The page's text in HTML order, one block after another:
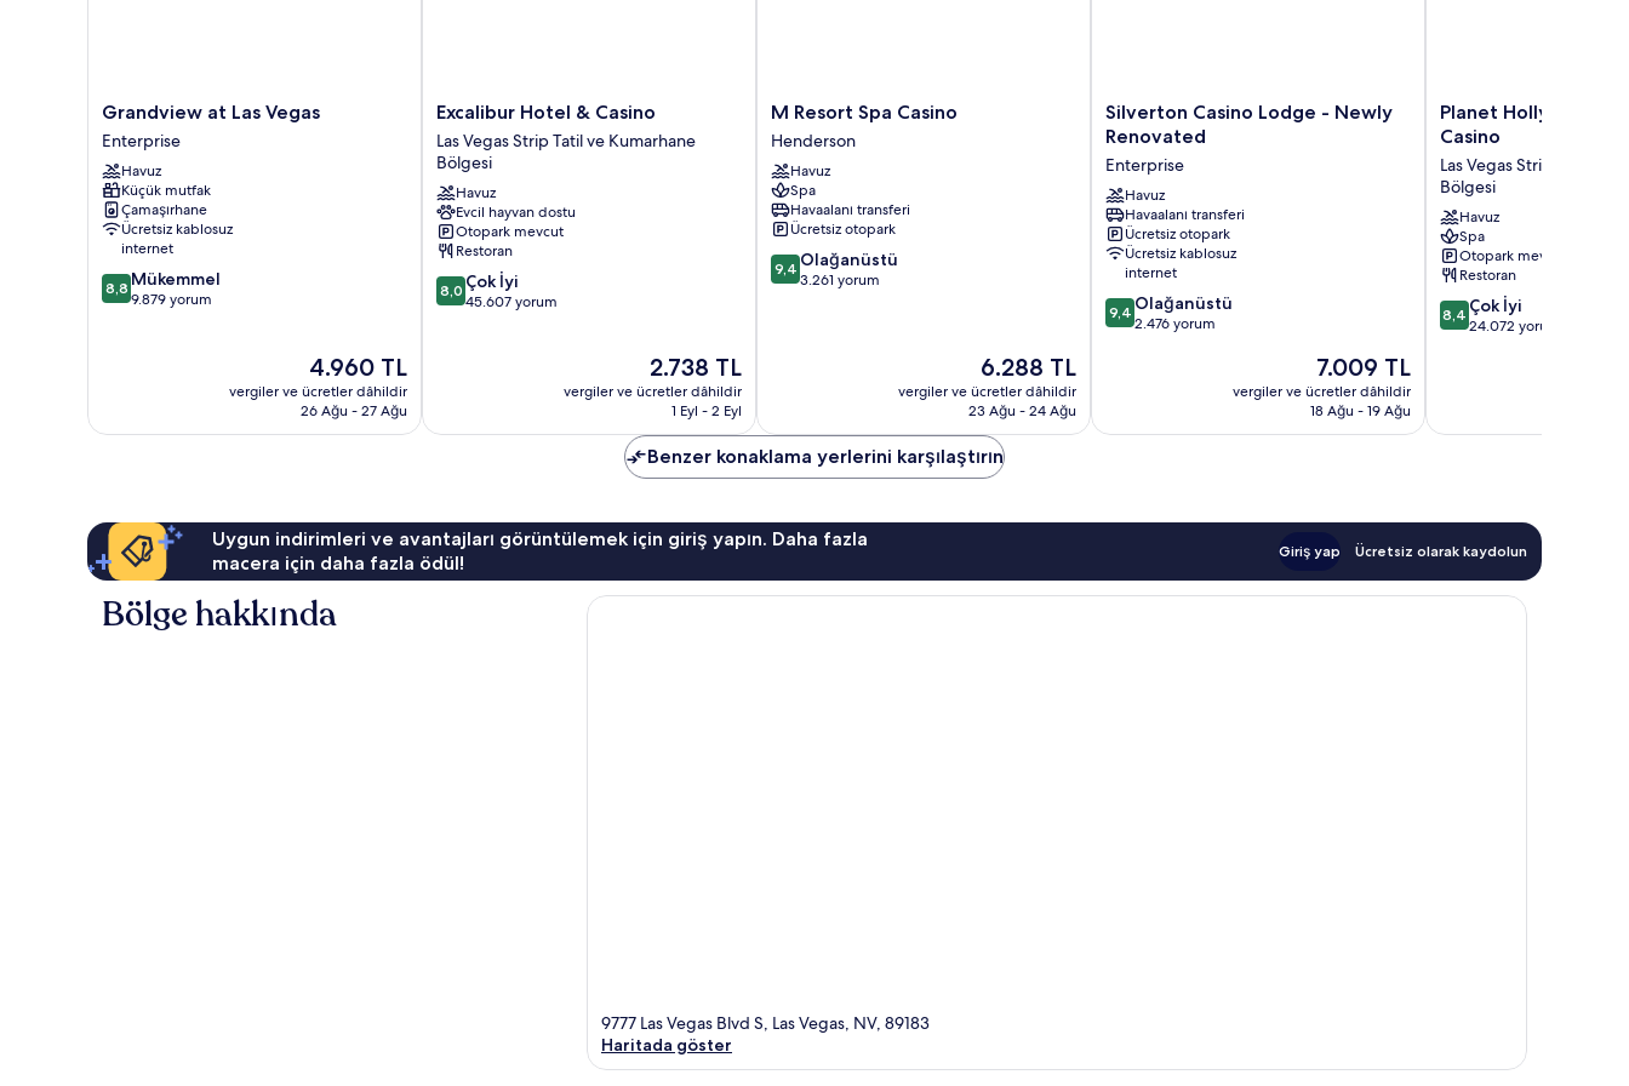
Grandview
at
Las
Vegas
Enterprise
Grandview at Las Vegas
Enterprise
Havuz
Küçük mutfak
Çamaşırhane
Ücretsiz kablosuz
internet
10
üzerinden
8,8 Mükemmel
9.879 yorum
Güncel
fiyat:
4.960 TL
4.960 TL
vergiler ve ücretler dâhildir
26 Ağu - 27 Ağu
Excalibur
Hotel
&
Casino
Las
Vegas
Strip
Tatil
ve
Kumarhane
Excalibur Hotel & Casino
Las Vegas Strip Tatil ve Kumarhane
Bölgesi
Havuz
Evcil hayvan dostu
Otopark mevcut
Restoran
10
üzerinden
8,0 Çok İyi
45.607 yorum
Güncel
fiyat:
2.738 TL
2.738 TL
vergiler ve ücretler dâhildir
1 Eyl - 2 Eyl
M
Resort
Spa
Casino
Henderson
M Resort Spa Casino
Henderson
Havuz
Spa
Havaalanı transferi
Ücretsiz otopark
10
üzerinden
9,4 Olağanüstü
3.261 yorum
Güncel
fiyat:
6.288 TL
6.288 TL
vergiler ve ücretler dâhildir
23 Ağu - 24 Ağu
Silverton
Casino
-
Newly
Renovated
Enterprise
Silverton Casino Lodge - Newly
Renovated
Enterprise
Havuz
Havaalanı transferi
Ücretsiz otopark
Ücretsiz kablosuz
internet
10
üzerinden
9,4 Olağanüstü
2.476 yorum
Güncel
fiyat:
7.009 TL
7.009 TL
vergiler ve ücretler dâhildir
18 Ağu - 19 Ağu
Planet
Hollywood
&
Casino
Las
Vegas
Strip
Tatil
ve
Kumarhane
Planet Hollywood
Casino
Las Vegas Strip Tatil ve
Bölgesi
Havuz
Spa
Otopark mevcut
Restoran
10
üzerinden
yorum
8,4 Çok İyi
24.072 yorum
Benzer konaklama yerlerini karşılaştırın
Uygun indirimleri ve avantajları görüntülemek için giriş yapın. Daha fazla
macera için daha fazla ödül!
Giriş yap Ücretsiz olarak kaydolun
Bölge hakkında
9777 Las Vegas Blvd S, Las Vegas, NV, 89183
Haritada göster